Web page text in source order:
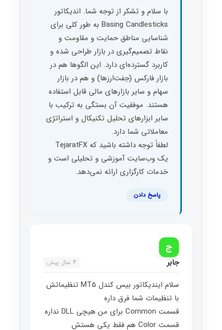
با سلام و تشکر از توجه شما. اندیکاتور
Basing Candlesticks به طور کلی برای
شناسایی مناطق حمایت و مقاومت و
نقاط تصمیم‌گیری در بازار طراحی شده و
کاربرد گسترده‌ای دارد. این الگوها هم در
بازار فارکس (جفت‌ارزها) و هم در بازار
سهام و سایر بازارهای مالی قابل استفاده
هستند. موفقیت آن بستگی به ترکیب با
سایر ابزارهای تحلیل تکنیکال و استراتژی
معاملاتی شما دارد.
لطفاً توجه داشته باشید که TejaratFX
یک وب‌سایت آموزشی و تحلیلی است و
خدمات کارگزاری ارائه نمی‌دهد.
پاسخ دادن
ج
جابر 4 سال پیش
سلام ایندیکاتور بیس کندل MT5 تنظیماتش
با تنظیمات شما فرق داره
قسمت Common برای من هیچی DLL نداره
قسمت Color هم فقط یکی هستش